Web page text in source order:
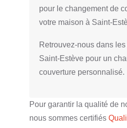
pour le changement de
votre maison à Saint-
Retrouvez-nous dans
Saint-Estève pour un
couverture personnalisé.
Pour garantir la qualité de
nous sommes certifiés